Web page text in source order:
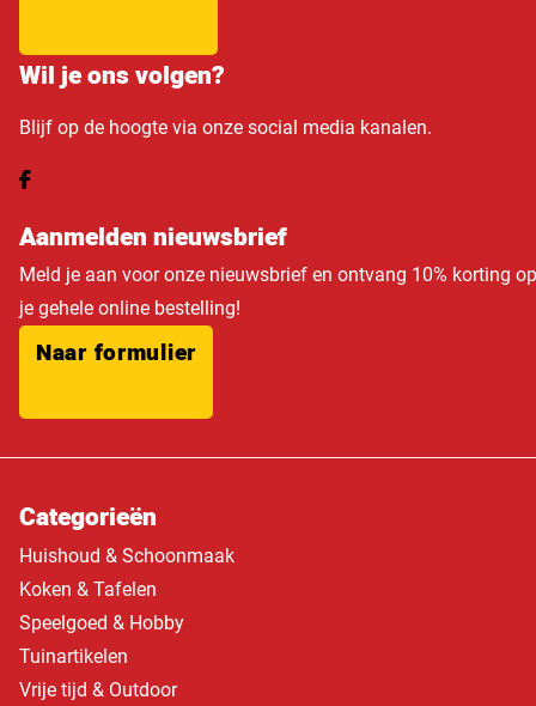
Wil je ons volgen?
Blijf op de hoogte via onze social media kanalen.
Aanmelden nieuwsbrief
Meld je aan voor onze nieuwsbrief en ontvang 10% korting op
je gehele online bestelling!
Naar formulier
Categorieën
Huishoud & Schoonmaak
Koken & Tafelen
Speelgoed & Hobby
Tuinartikelen
Vrije tijd & Outdoor